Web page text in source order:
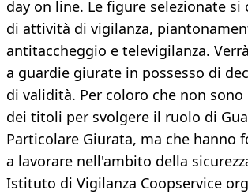
day on line. Le figure selezionate si
di attività di vigilanza,
antitaccheggio e televigilanza.
a guardie giurate in possesso di
di validità. Per coloro che non sono
dei titoli per svolgere il ruolo di
Particolare Giurata, ma che hanno
a lavorare nell'ambito della
Istituto di Vigilanza Coopservice